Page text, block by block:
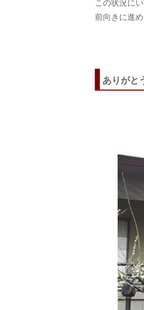
この状況に
前向きに進
ありがと